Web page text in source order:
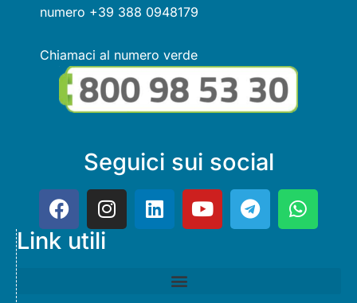
numero +39 388 0948179
Chiamaci al numero verde
Seguici sui social
Link utili